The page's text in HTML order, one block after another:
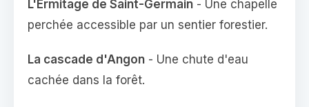
L'Ermitage de Saint-Germain - Une chapelle
perchée accessible par un sentier forestier.
La cascade d'Angon - Une chute d'eau
cachée dans la forêt.